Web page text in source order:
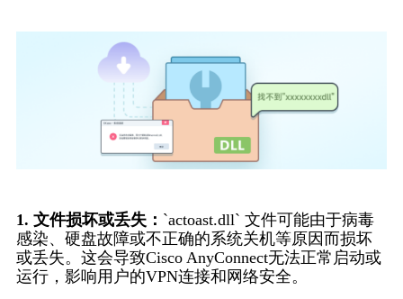
1. 文件损坏或丢失： `actoast.dll` 文件可能由于病毒
感染、硬盘故障或不正确的系统关机等原因而损坏
或丢失。这会导致Cisco AnyConnect无法正常启动或
运行，影响用户的VPN连接和网络安全。